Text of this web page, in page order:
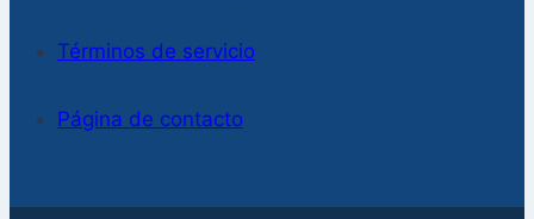
Términos de servicio
Página de contacto